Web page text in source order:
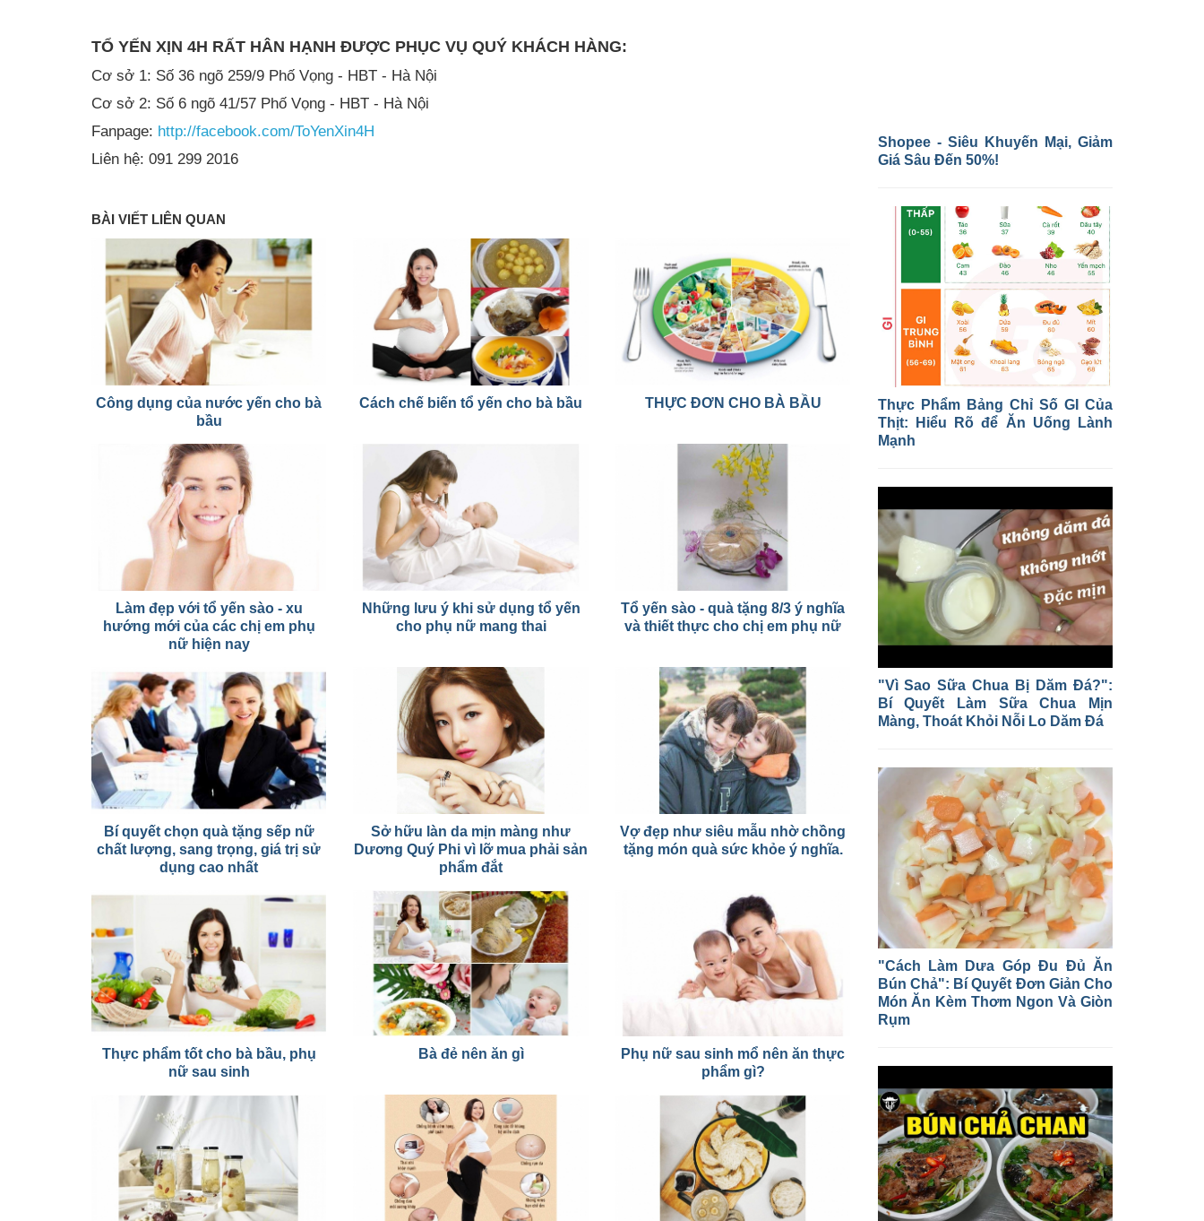
TỔ YẾN XỊN 4H RẤT HÂN HẠNH ĐƯỢC PHỤC VỤ QUÝ KHÁCH HÀNG:
Cơ sở 1: Số 36 ngõ 259/9 Phố Vọng - HBT - Hà Nội
Cơ sở 2: Số 6 ngõ 41/57 Phố Vọng - HBT - Hà Nội
Fanpage: http://facebook.com/ToYenXin4H
Liên hệ: 091 299 2016
BÀI VIẾT LIÊN QUAN
Công dụng của nước yến cho bà
bầu
Cách chế biến tổ yến cho bà bầu THỰC ĐƠN CHO BÀ BẦU
Làm đẹp với tổ yến sào - xu
hướng mới của các chị em phụ
nữ hiện nay
Những lưu ý khi sử dụng tổ yến
cho phụ nữ mang thai
Tổ yến sào - quà tặng 8/3 ý nghĩa
và thiết thực cho chị em phụ nữ
Bí quyết chọn quà tặng sếp nữ
chất lượng, sang trọng, giá trị sử
dụng cao nhất
Sở hữu làn da mịn màng như
Dương Quý Phi vì lỡ mua phải sản
phẩm đắt
Vợ đẹp như siêu mẫu nhờ chồng
tặng món quà sức khỏe ý nghĩa.
Thực phẩm tốt cho bà bầu, phụ
nữ sau sinh
Bà đẻ nên ăn gì
Phụ nữ sau sinh mổ nên ăn thực
phẩm gì?
Shopee - Siêu Khuyến Mại, Giảm
Giá Sâu Đến 50%!
Thực Phẩm Bảng Chỉ Số GI Của
Thịt: Hiểu Rõ để Ăn Uống Lành
Mạnh
"Vì Sao Sữa Chua Bị Dăm Đá?":
Bí Quyết Làm Sữa Chua Mịn
Màng, Thoát Khỏi Nỗi Lo Dăm Đá
"Cách Làm Dưa Góp Đu Đủ Ăn
Bún Chả": Bí Quyết Đơn Giản Cho
Món Ăn Kèm Thơm Ngon Và Giòn
Rụm